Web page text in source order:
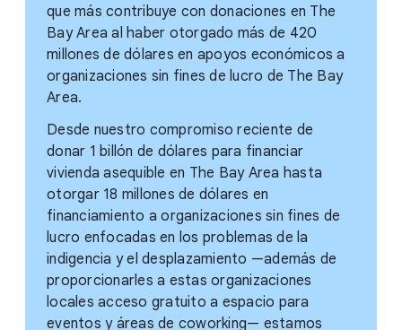
que más contribuye con donaciones en The
Bay Area al haber otorgado más de 420
millones de dólares en apoyos económicos a
organizaciones sin fines de lucro de The Bay
Area.
Desde nuestro compromiso reciente de
donar 1 billón de dólares para financiar
vivienda asequible en The Bay Area hasta
otorgar 18 millones de dólares en
financiamiento a organizaciones sin fines de
lucro enfocadas en los problemas de la
indigencia y el desplazamiento —además de
proporcionarles a estas organizaciones
locales acceso gratuito a espacio para
eventos y áreas de coworking— estamos